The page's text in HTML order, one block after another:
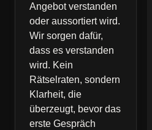
Angebot verstanden
oder aussortiert wird.
Wir sorgen dafür,
dass es verstanden
wird. Kein
Rätselraten, sondern
Klarheit, die
überzeugt, bevor das
erste Gespräch